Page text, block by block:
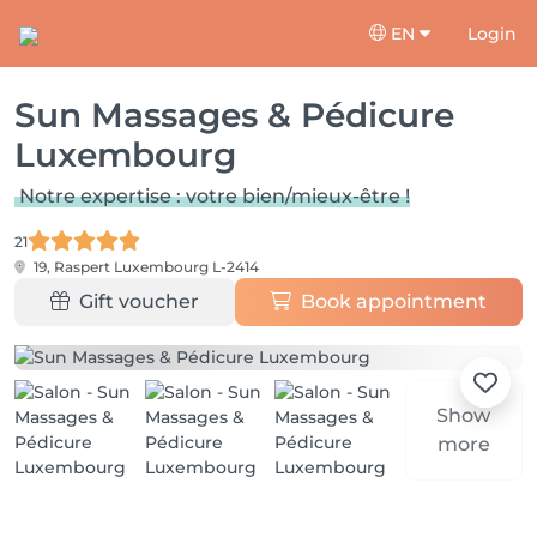
EN Login
Sun Massages & Pédicure
Luxembourg
Notre expertise : votre bien/mieux-être !
21
19, Raspert Luxembourg L-2414
Gift voucher Book appointment
Show
more